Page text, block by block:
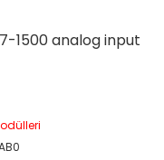
1500 analog input